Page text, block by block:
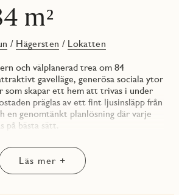
m²
/ Hägersten / Lokatten
och välplanerad trea om 84
gavelläge, generösa sociala ytor
som skapar ett hem att trivas i under
präglas av ett fint ljusinsläpp från
en genomtänkt planlösning där varje
på bästa sätt.
med gott om plats för både
sociala tillställningar. Intill ligger det
köket som erbjuder generösa
Läs mer +